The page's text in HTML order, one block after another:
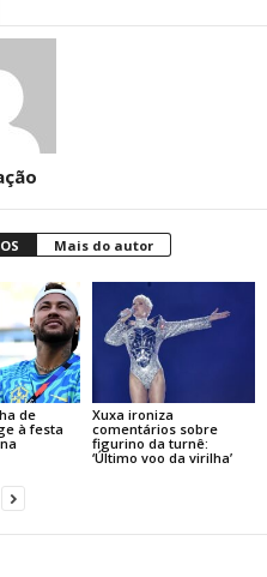
Mais do autor
de
à festa
Xuxa ironiza
comentários sobre
figurino da turnê:
‘Último voo da virilha’